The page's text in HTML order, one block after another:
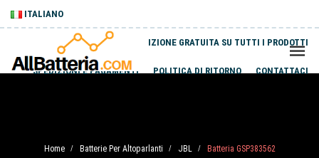
ITALIANO
SPEDIZIONE GRATUITA SU TUTTI I PRODOTTI
SPEDIZIONI E PAGAMENTI POLITICA DI RITORNO CONTATTACI
Home / Batterie Per Altoparlanti / JBL / Batteria GSP383562